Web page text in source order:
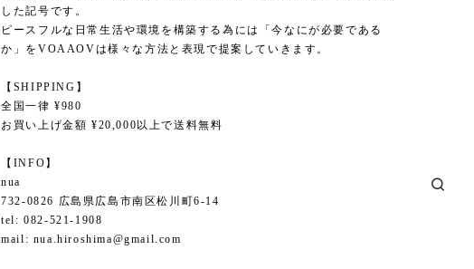
した記号です。
ピースフルな日常生活や環境を構築する為には「今なにが必要である
か」をVOAAOVは様々な方法と表現で提案していきます。
【SHIPPING】
全国一律 ¥980
お買い上げ金額 ¥20,000以上で送料無料
【INFO】
nua
732-0826 広島県広島市南区松川町6-14
tel: 082-521-1908
mail: nua.hiroshima@gmail.com